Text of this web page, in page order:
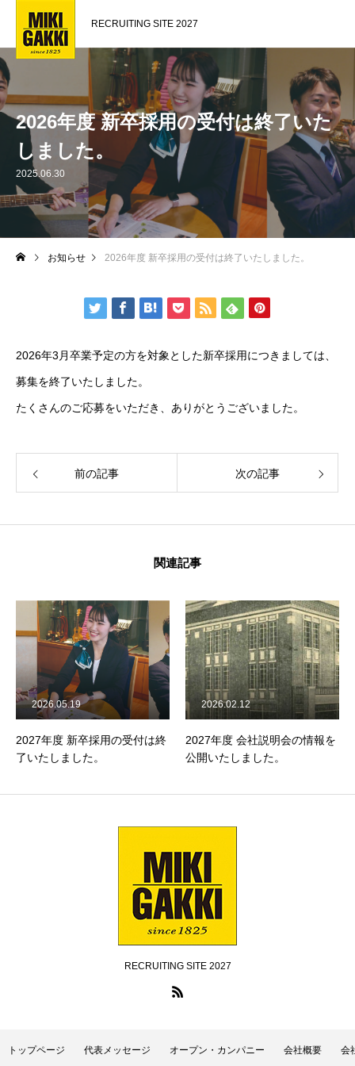
RECRUITING SITE 2027
2026年度 新卒採用の受付は終了いた
しました。
2025.06.30
お知らせ 2026年度 新卒採用の受付は終了いたしました。
2026年3月卒業予定の方を対象とした新卒採用につきましては、
募集を終了いたしました。
たくさんのご応募をいただき、ありがとうございました。
前の記事 次の記事
関連記事
2027年度 新卒採用の受付は終
了いたしました。
2026.05.19
2027年度 会社説明会の情報を
公開いたしました。
2026.02.12
RECRUITING SITE 2027
トップページ 代表メッセージ オープン・カンパニー 会社概要 会